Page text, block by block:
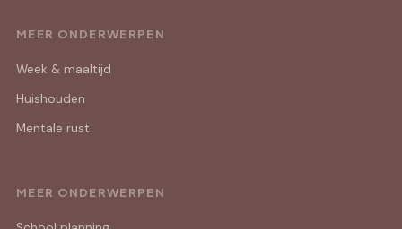
MEER ONDERWERPEN
Week & maaltijd
Huishouden
Mentale rust
MEER ONDERWERPEN